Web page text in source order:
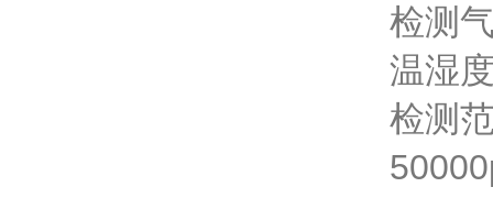
检测
温湿
检测